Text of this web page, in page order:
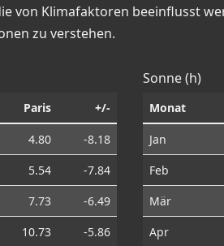
von Klimafaktoren beeinflusst
zu verstehen.
Paris +/-
4.80
-8.18
5.54
-7.84
7.73
-6.49
10.73
-5.86
Sonne (h)
Monat
Jan
Feb
Mär
Apr